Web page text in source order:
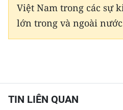
Việt Nam trong các sự
lớn trong và ngoài
TIN LIÊN QUAN